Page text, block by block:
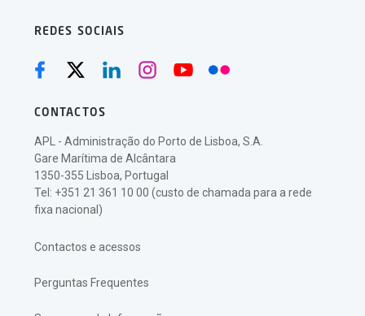
REDES SOCIAIS
CONTACTOS
APL - Administração do Porto de Lisboa, S.A.
Gare Marítima de Alcântara
1350-355 Lisboa, Portugal
Tel: +351 21 361 10 00 (custo de chamada para a rede
fixa nacional)
Contactos e acessos
Perguntas Frequentes